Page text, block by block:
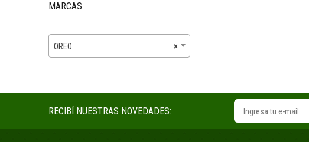
MARCAS
×
OREO
RECIBÍ NUESTRAS NOVEDADES: